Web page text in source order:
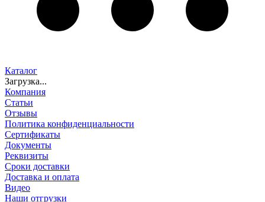
Каталог
Загрузка...
Компания
Статьи
Отзывы
Политика конфиденциальности
Сертификаты
Документы
Реквизиты
Сроки доставки
Доставка и оплата
Видео
Наши отгрузки